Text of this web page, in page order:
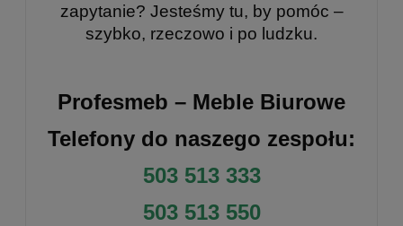
zapytanie? Jesteśmy tu, by pomóc –
szybko, rzeczowo i po ludzku.
Profesmeb – Meble Biurowe
Telefony do naszego zespołu:
503 513 333
503 513 550